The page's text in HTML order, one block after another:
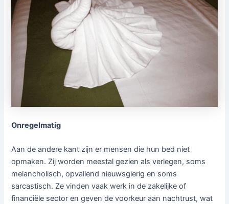
Onregelmatig
Aan de andere kant zijn er mensen die hun bed niet
opmaken. Zij worden meestal gezien als verlegen, soms
melancholisch, opvallend nieuwsgierig en soms
sarcastisch. Ze vinden vaak werk in de zakelijke of
financiële sector en geven de voorkeur aan nachtrust, wat